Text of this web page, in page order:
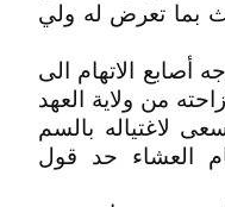
بما تعرض له ولي
أصابع الاتهام الى
من ولاية العهد
لاغتياله بالسم
العشاء حد قول